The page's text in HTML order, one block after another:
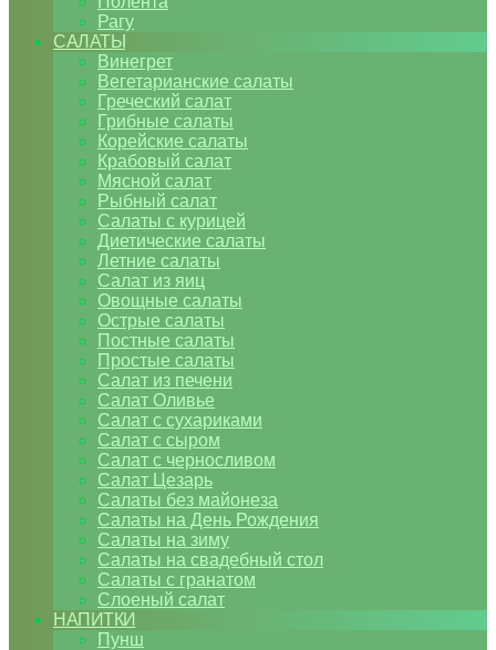
Рагу
САЛАТЫ
Винегрет
Вегетарианские салаты
Греческий салат
Грибные салаты
Корейские салаты
Крабовый салат
Мясной салат
Рыбный салат
Салаты с курицей
Диетические салаты
Летние салаты
Салат из яиц
Овощные салаты
Острые салаты
Постные салаты
Простые салаты
Салат из печени
Салат Оливье
Салат с сухариками
Салат с сыром
Салат с черносливом
Салат Цезарь
Салаты без майонеза
Салаты на День Рождения
Салаты на зиму
Салаты на свадебный стол
Салаты с гранатом
Слоеный салат
НАПИТКИ
Пунш